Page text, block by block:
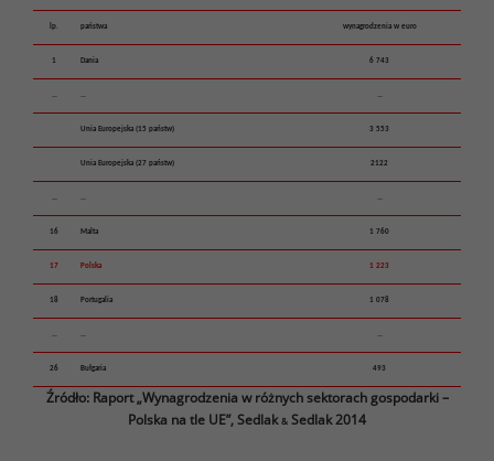
lp. państwa wynagrodzenia w euro
1 Dania 6 743
… … …
Unia Europejska (15 państw) 3 553
Unia Europejska (27 państw) 2122
… … …
16 Malta 1 760
17 Polska 1 223
18 Portugalia 1 078
… … …
26 Bułgaria 493
Źródło: Raport „Wynagrodzenia w różnych sektorach gospodarki –
Polska na tle UE”, Sedlak& Sedlak 2014